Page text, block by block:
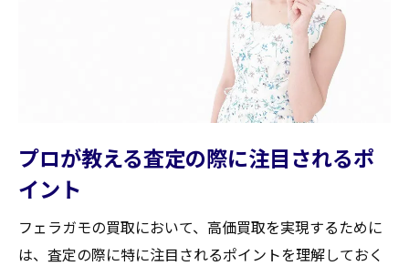
プロが教える査定の際に注目されるポ
イント
フェラガモの買取において、高価買取を実現するために
は、査定の際に特に注目されるポイントを理解しておく